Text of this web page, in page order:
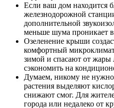
Если ваш дом находится
железнодорожной
дополнительной
меньше шума проникает
Озеленение крыши
комфортный
зимой и спасают от жары
сэкономить на
Думаем, никому не нужно
растения выделяют
снижают смог. Для
города или недалеко от